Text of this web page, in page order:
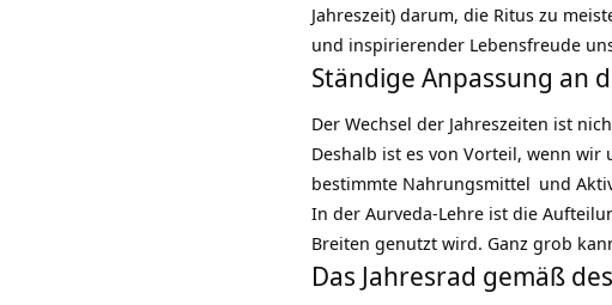
Jahreszeit) darum, die Ritus zu
und inspirierender Lebensfreude
Ständige Anpassung an
Der Wechsel der Jahreszeiten ist
Deshalb ist es von Vorteil, wenn
bestimmte Nahrungsmittel und
In der Aurveda-Lehre ist die
Breiten genutzt wird. Ganz grob
Das Jahresrad gemäß